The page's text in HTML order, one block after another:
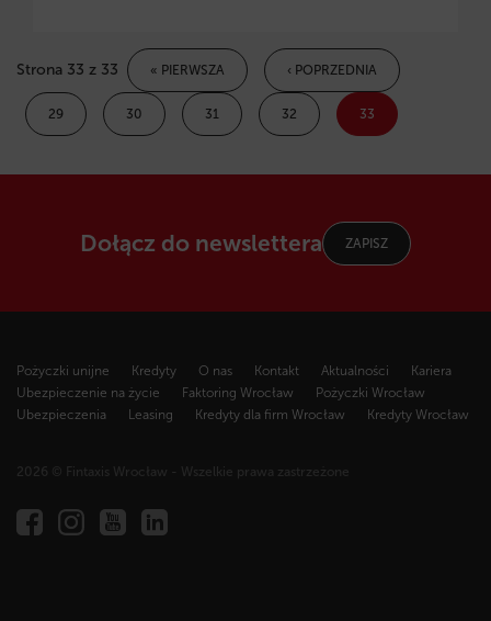
Strona 33 z 33 « PIERWSZA ‹ POPRZEDNIA
29 30 31 32 33
Dołącz do newslettera ZAPISZ
Pożyczki unijne Kredyty O nas Kontakt Aktualności
Kariera
Ubezpieczenie na życie
Faktoring Wrocław
Pożyczki Wrocław
Ubezpieczenia
Leasing Kredyty dla firm Wrocław Kredyty Wrocław
2026 © Fintaxis Wrocław - Wszelkie prawa zastrzeżone